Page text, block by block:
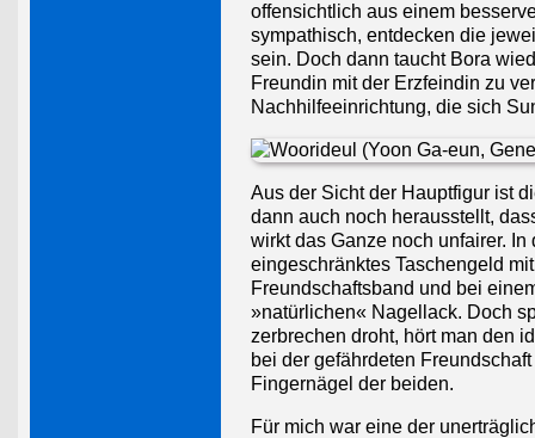
offensichtlich aus einem
sympathisch, entdecken die
sein. Doch dann taucht Bora
Freundin mit der Erzfeindin zu
Nachhilfeeinrichtung, die sich
Aus der Sicht der Hauptfigur ist
dann auch noch herausstellt,
wirkt das Ganze noch unfairer.
eingeschränktes Taschengeld
Freundschaftsband und bei
»natürlichen« Nagellack. Doch
zerbrechen droht, hört man den
bei der gefährdeten
Fingernägel der beiden.
Für mich war eine der